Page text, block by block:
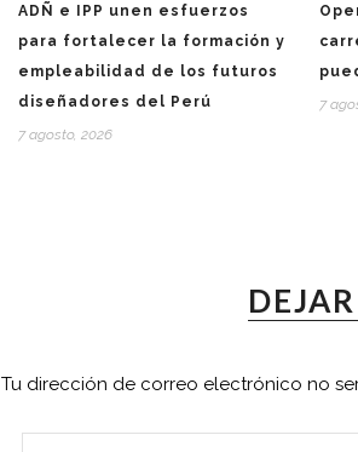
ADÑ e IPP unen esfuerzos
para fortalecer la formación y
empleabilidad de los futuros
diseñadores del Perú
7 agosto, 2026
7
Tu dirección de correo electrónico no